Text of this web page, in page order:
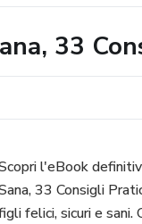
33
l'eBook
33 Consigli
felici, sicuri e